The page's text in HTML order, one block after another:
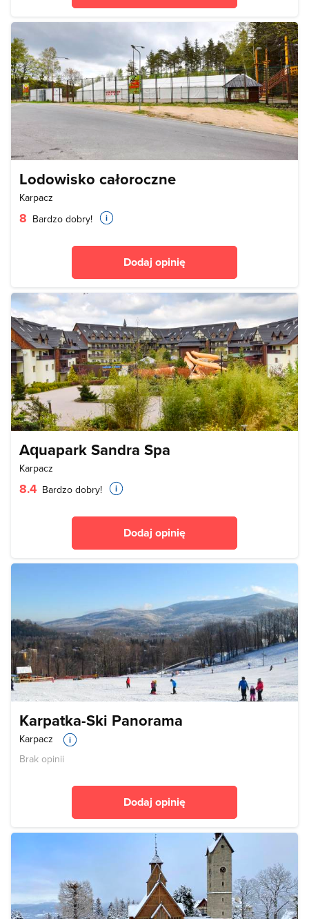
Lodowisko całoroczne
Karpacz
8 Bardzo dobry!
Dodaj opinię
Aquapark Sandra Spa
Karpacz
8.4 Bardzo dobry!
Dodaj opinię
Karpatka-Ski Panorama
Karpacz
Brak opinii
Dodaj opinię